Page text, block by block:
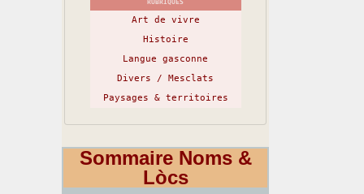
RUBRIQUES
Art de vivre
Histoire
Langue gasconne
Divers / Mesclats
Paysages & territoires
Sommaire Noms &
Lòcs